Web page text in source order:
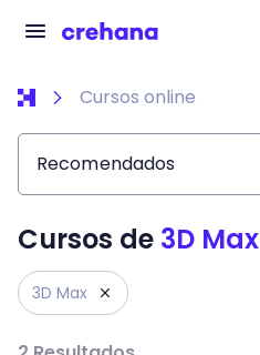
Cursos online
Recomendados
Cursos de 3D Max
3D Max